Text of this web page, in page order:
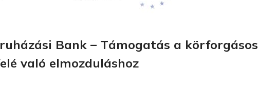
Bank – Támogatás a körforgásos
való elmozduláshoz